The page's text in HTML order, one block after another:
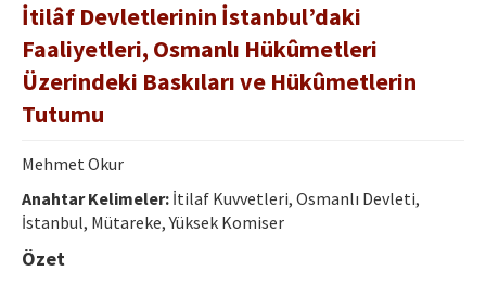
Boards of the Journal
Publication Principles
Ethical Principles
Author's Guide
Refereeing Guide
İtilâf Devletlerinin İstanbul’daki
Faaliyetleri, Osmanlı Hükûmetleri
Üzerindeki Baskıları ve Hükûmetlerin
Tutumu
Mehmet Okur
Anahtar Kelimeler: İtilaf Kuvvetleri, Osmanlı Devleti,
İstanbul, Mütareke, Yüksek Komiser
Özet